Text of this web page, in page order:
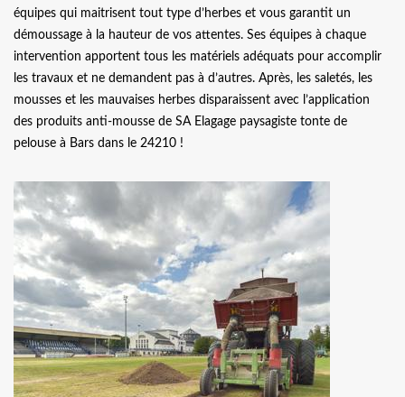
équipes qui maitrisent tout type d’herbes et vous garantit un
démoussage à la hauteur de vos attentes. Ses équipes à chaque
intervention apportent tous les matériels adéquats pour accomplir
les travaux et ne demandent pas à d’autres. Après, les saletés, les
mousses et les mauvaises herbes disparaissent avec l’application
des produits anti-mousse de SA Elagage paysagiste tonte de
pelouse à Bars dans le 24210 !